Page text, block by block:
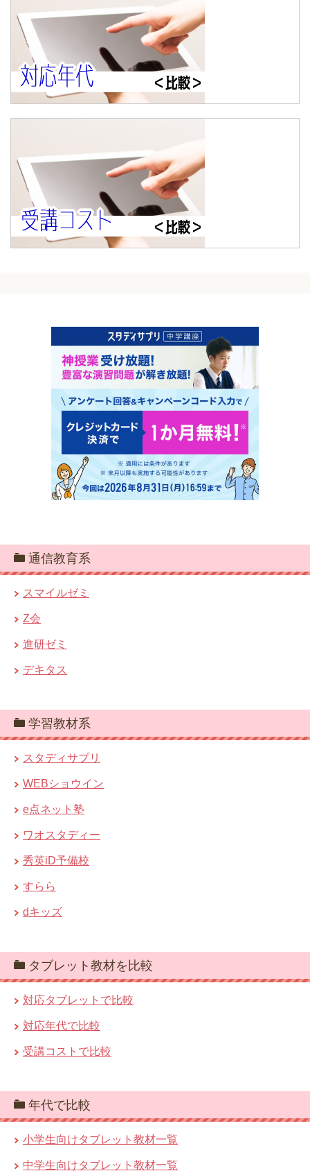
通信教育系
スマイルゼミ
Z会
進研ゼミ
デキタス
学習教材系
スタディサプリ
WEBショウイン
e点ネット塾
ワオスタディー
秀英iD予備校
すらら
dキッズ
タブレット教材を比較
対応タブレットで比較
対応年代で比較
受講コストで比較
年代で比較
小学生向けタブレット教材一覧
中学生向けタブレット教材一覧